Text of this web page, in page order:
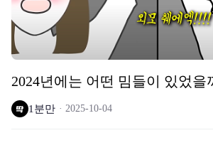
2024년에는 어떤 밈들이 있었을
1분만 2025-10-04